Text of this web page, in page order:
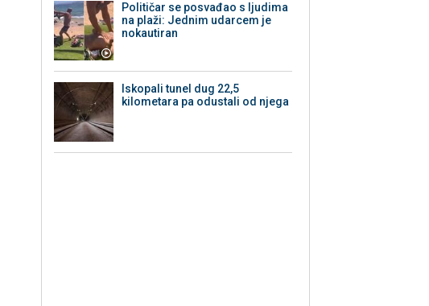
Političar se posvađao s ljudima
na plaži: Jednim udarcem je
nokautiran
Iskopali tunel dug 22,5
kilometara pa odustali od njega